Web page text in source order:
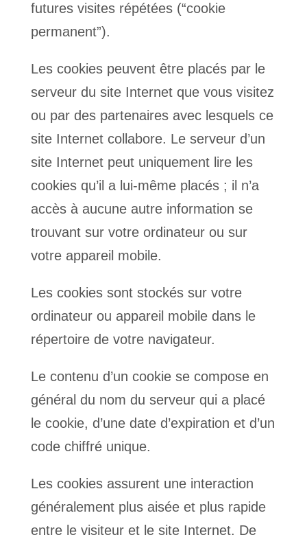
futures visites répétées (“cookie
permanent”).
Les cookies peuvent être placés par le
serveur du site Internet que vous visitez
ou par des partenaires avec lesquels ce
site Internet collabore. Le serveur d’un
site Internet peut uniquement lire les
cookies qu’il a lui-même placés ; il n’a
accès à aucune autre information se
trouvant sur votre ordinateur ou sur
votre appareil mobile.
Les cookies sont stockés sur votre
ordinateur ou appareil mobile dans le
répertoire de votre navigateur.
Le contenu d’un cookie se compose en
général du nom du serveur qui a placé
le cookie, d’une date d’expiration et d’un
code chiffré unique.
Les cookies assurent une interaction
généralement plus aisée et plus rapide
entre le visiteur et le site Internet. De